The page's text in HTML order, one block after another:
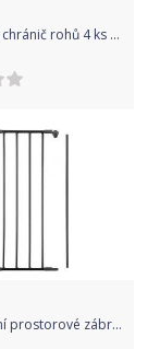
Samolepící chránič rohů 4 ks Baby Dan
Prodloužení prostorové zábrany 33 cm Baby Dan Black 2017